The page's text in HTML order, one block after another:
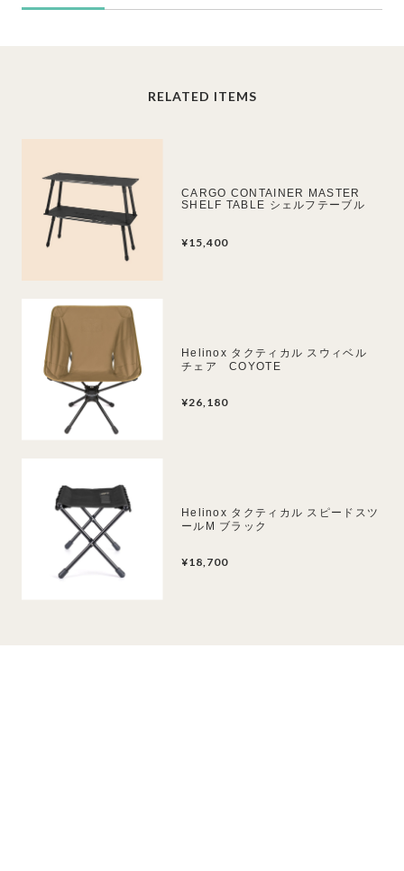
RELATED ITEMS
CARGO CONTAINER MASTER
SHELF TABLE シェルフテーブル
¥15,400
Helinox タクティカル スウィベル
チェア COYOTE
¥26,180
Helinox タクティカル スピードスツ
ールM ブラック
¥18,700